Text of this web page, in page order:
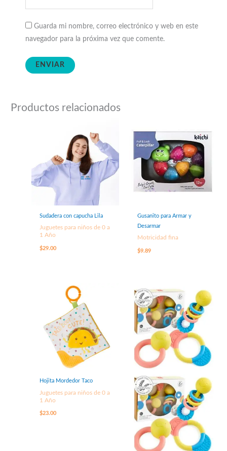
Guarda mi nombre, correo electrónico y web en este
navegador para la próxima vez que comente.
Productos relacionados
Sudadera con capucha Lila
Juguetes para niños de 0 a
1 Año
$29.00
Gusanito para Armar y
Desarmar
Motricidad fina
$9.89
Hojita Mordedor Taco
Juguetes para niños de 0 a
1 Año
$23.00